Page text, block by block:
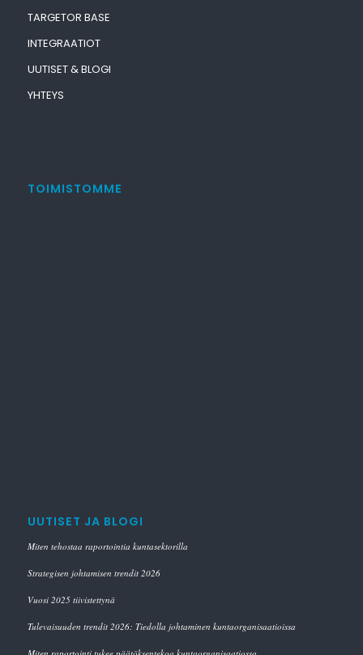
TARGETOR BASE
INTEGRAATIOT
UUTISET & BLOGI
YHTEYS
TOIMISTOMME
UUTISET JA BLOGI
Miten tehostaa raportointia kuntasektorilla
Strategisen johtamisen trendit 2026
Vuosi 2025 tiivistettynä
Tulevaisuuden trendit 2026: Tiedolla johtaminen kuntaorganisaatioissa